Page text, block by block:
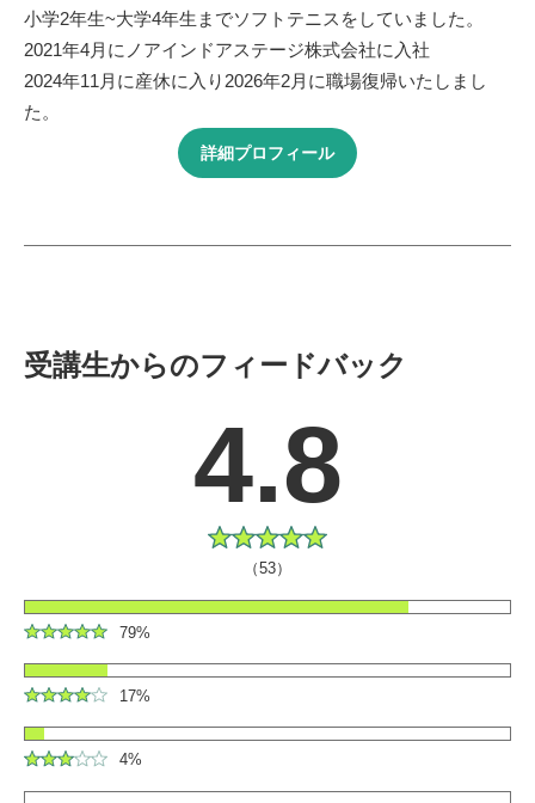
小学2年生~大学4年生までソフトテニスをしていました。
2021年4月にノアインドアステージ株式会社に入社
2024年11月に産休に入り2026年2月に職場復帰いたしまし
た。
詳細プロフィール
受講生からのフィードバック
4.8
（53）
79%
17%
4%